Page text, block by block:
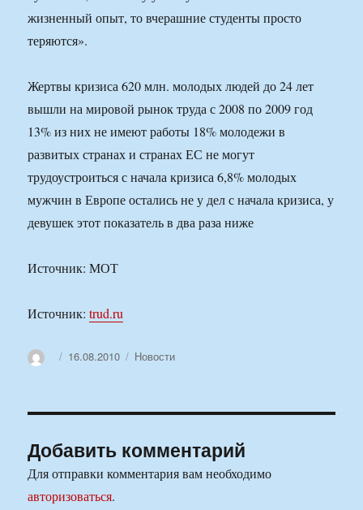
жизненный опыт, то вчерашние студенты просто
теряются».
Жертвы кризиса 620 млн. молодых людей до 24 лет
вышли на мировой рынок труда с 2008 по 2009 год
13% из них не имеют работы 18% молодежи в
развитых странах и странах ЕС не могут
трудоустроиться с начала кризиса 6,8% молодых
мужчин в Европе остались не у дел с начала кризиса, у
девушек этот показатель в два раза ниже
Источник: МОТ
Источник:trud.ru
АвторОпубликовано
16.08.2010 Рубрики
Новости
Добавить комментарий
Для отправки комментария вам необходимо
авторизоваться.